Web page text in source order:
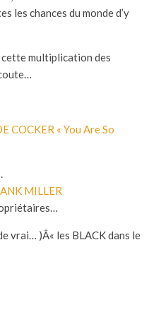
les chances du monde d’y
multiplication des
COCKER « You Are So
MILLER
vrai… )Â« les BLACK dans le